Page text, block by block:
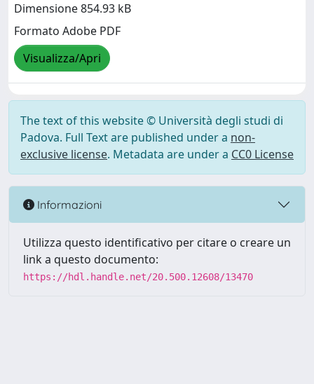
Dimensione 854.93 kB
Formato Adobe PDF
Visualizza/Apri
The text of this website © Università degli studi di
Padova. Full Text are published under a non-
exclusive license. Metadata are under a CC0 License
Informazioni
Utilizza questo identificativo per citare o creare un
link a questo documento:
https://hdl.handle.net/20.500.12608/13470